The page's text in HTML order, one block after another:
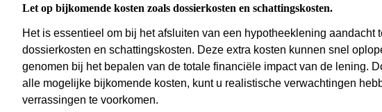
Let op bijkomende kosten zoals dossierkosten en schattingskosten.
Het is essentieel om bij het afsluiten van een hypotheeklening aandacht
dossierkosten en schattingskosten. Deze extra kosten kunnen snel
genomen bij het bepalen van de totale financiële impact van de lening.
alle mogelijke bijkomende kosten, kunt u realistische verwachtingen
verrassingen te voorkomen.